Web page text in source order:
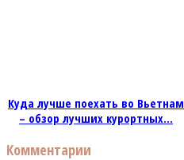
Куда лучше поехать во Вьетнам
– обзор лучших курортных...
Комментарии